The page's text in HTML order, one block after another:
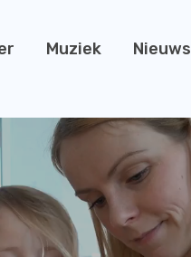
Muziek Nieuws